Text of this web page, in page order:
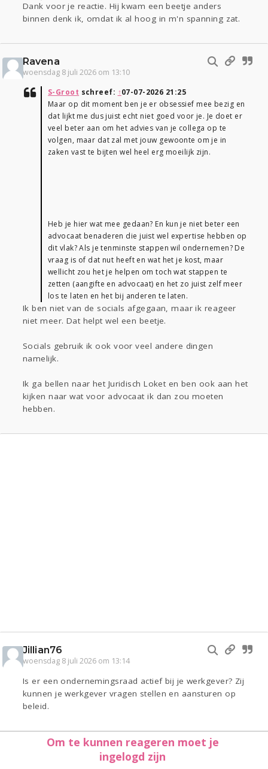
Dank voor je reactie. Hij kwam een beetje anders
binnen denk ik, omdat ik al hoog in m'n spanning zat.
Ravena
woensdag 8 juli 2026 om 13:10
S-Groot schreef: ↑07-07-2026 21:25
Maar op dit moment ben je er obsessief mee bezig en
dat lijkt me dus juist echt niet goed voor je. Je doet er
veel beter aan om het advies van je collega op te
volgen, maar dat zal met jouw gewoonte om je in
zaken vast te bijten wel heel erg moeilijk zijn.
Heb je hier wat mee gedaan? En kun je niet beter een
advocaat benaderen die juist wel expertise hebben op
dit vlak? Als je tenminste stappen wil ondernemen? De
vraag is of dat nut heeft en wat het je kost, maar
wellicht zou het je helpen om toch wat stappen te
zetten (aangifte en advocaat) en het zo juist zelf meer
los te laten en het bij anderen te laten.
Ik ben niet van de socials afgegaan, maar ik reageer
niet meer. Dat helpt wel een beetje.
Socials gebruik ik ook voor veel andere dingen
namelijk.
Ik ga bellen naar het Juridisch Loket en ben ook aan het
kijken naar wat voor advocaat ik dan zou moeten
hebben.
Jillian76
woensdag 8 juli 2026 om 13:14
Is er een ondernemingsraad actief bij je werkgever? Zij
kunnen je werkgever vragen stellen en aansturen op
beleid.
Om te kunnen reageren moet je
ingelogd zijn